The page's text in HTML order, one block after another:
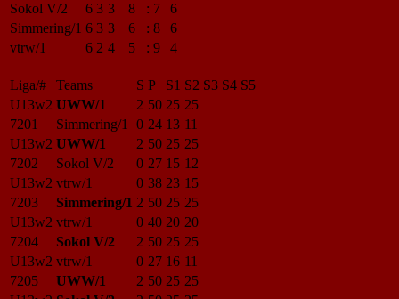
Sokol V/2
6 3 3 8 : 7
6
Simmering/1 6 3 3 6 : 8
6
vtrw/1
6 2 4 5 : 9 4
Liga/# Teams S P S1 S2 S3 S4 S5
U13w2 UWW/1 2 50 25 25
7201
Simmering/1 0 24 13 11
U13w2 UWW/1 2 50 25 25
7202
Sokol V/2 0 27 15 12
U13w2 vtrw/1 0 38 23 15
7203
Simmering/1 2 50 25 25
U13w2 vtrw/1 0 40 20 20
7204
Sokol V/2 2 50 25 25
U13w2 vtrw/1 0 27 16 11
7205
UWW/1 2 50 25 25